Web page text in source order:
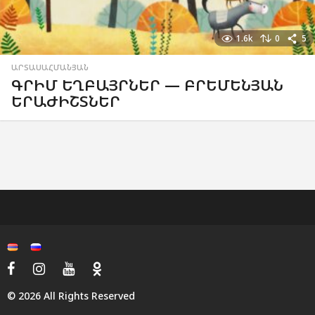
1.6k 0 5
ԱՐՏԱՍԱՀՄԱՆՅԱՆ
ԳՐԻՄ ԵՂԲԱՅՐՆԵՐ — ԲՐԵՄԵՆՅԱՆ
ԵՐԱԺԻՇՏՆԵՐ
© 2026 All Rights Reserved